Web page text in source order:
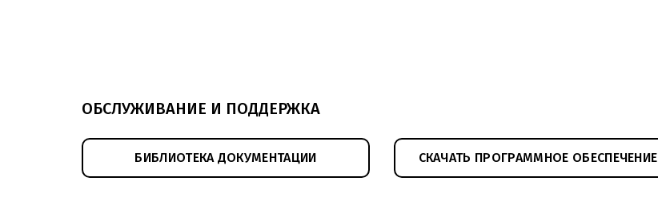
ОБСЛУЖИВАНИЕ И ПОДДЕРЖКА
БИБЛИОТЕКА ДОКУМЕНТАЦИИ СКАЧАТЬ ПРОГРАММНОЕ ОБЕСПЕЧЕНИЕ